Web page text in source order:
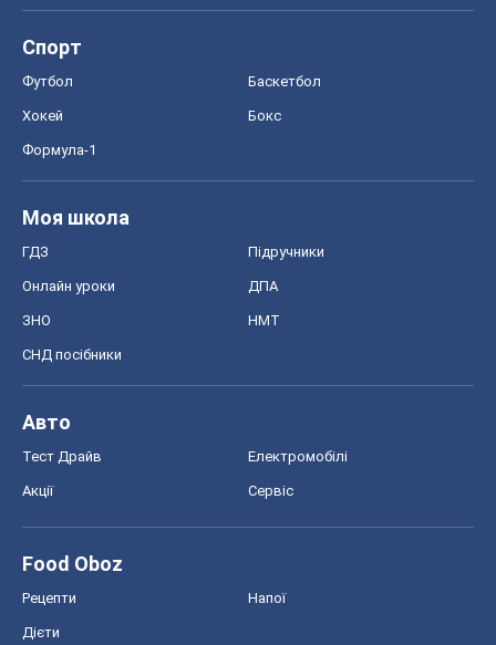
Спорт
Футбол Баскетбол
Хокей Бокс
Формула-1
Моя школа
ГДЗ Підручники
Онлайн уроки ДПА
ЗНО НМТ
СНД посібники
Авто
Тест Драйв Електромобілі
Акції Сервіс
Food Oboz
Рецепти Напої
Дієти